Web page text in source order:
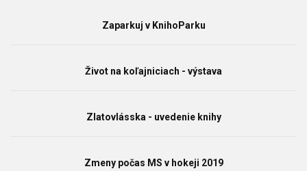
Zaparkuj v KnihoParku
Život na koľajniciach - výstava
Zlatovlásska - uvedenie knihy
Zmeny počas MS v hokeji 2019